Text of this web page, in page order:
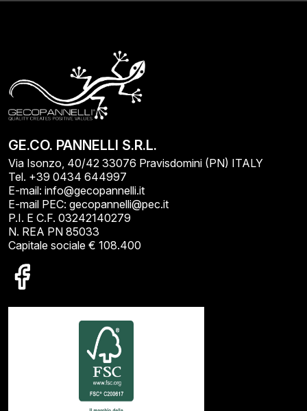
GE.CO. PANNELLI S.R.L.
Via Isonzo, 40/42 33076 Pravisdomini (PN) ITALY
Tel. +39 0434 644997
E-mail: info@gecopannelli.it
E-mail PEC: gecopannelli@pec.it
P.I. E C.F. 03242140279
N. REA PN 85033
Capitale sociale € 108.400